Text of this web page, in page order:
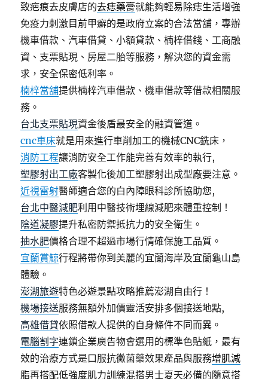
致疤痕去皮膚店的去痣藥膏就能夠輕易除痣生活增強
免疫力刺激目前甲癬的是政府立案的合法當舖，專辦
機車借款、汽車借貸、小額貸款、楠梓借錢、工商融
資、支票貼現、房屋二胎等服務，解決您的資金需
求，安全保密低利率。
楠梓當舖提供楠梓汽車借款、機車借款等借款相關服
務。
台北支票貼現資金後盾最安全的融資管道。
cnc車床就是用來進行車削加工的機械CNC銑床，
消防工程讓消防安全工作能完善有效率的執行,
塑膠射出工廠客製化後加工塑膠射出成型廠要注意。
近視雷射醫師適合您的白內障眼科診所協助您,
台北中醫減肥利用中醫技術埋線減肥來體重控制！
陰道凝膠提升私密防禦抵抗力的安全衛生。
抽水肥價格合理不超過市場行情確保施工品質。
宜蘭賞鯨行程將帶你到美麗的宜蘭海岸及宜蘭龜山島
體驗。
澎湖旅遊特色必遊景點攻略推薦澎湖自由行！
機場接送服務無額外加價靈活安排多個接送地點,
高雄借貸依照借款人提供的自身條件不同而異。
電腦割字連鎖企業廣告物會選用的標準色貼紙，最有
效的治療方式是口服抗黴菌藥效果產品與服務增肌減
脂再搭配低強度肌力訓練混搭男士夏天必備的隨意搭